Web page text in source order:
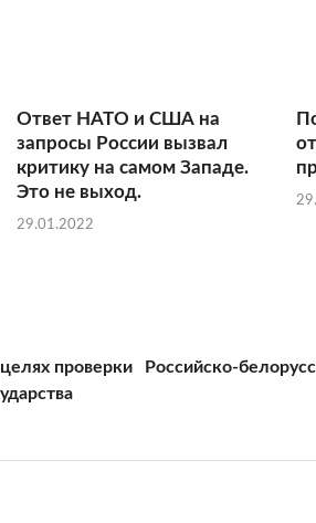
Ответ НАТО и США на
запросы России вызвал
критику на самом Западе.
Это не выход.
29.01.2022
проверки
Российско-